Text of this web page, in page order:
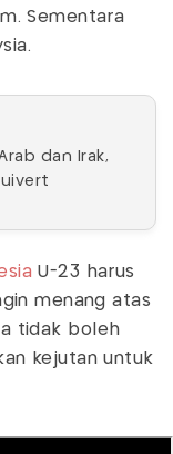
Sementara
dan Irak,
U-23 harus
menang atas
tidak boleh
kejutan untuk